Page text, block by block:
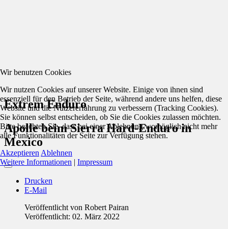
Extrem Enduro
Apolle beim Sierra Hard-Enduro in
Mexico
Drucken
E-Mail
Veröffentlicht von Robert Pairan
Veröffentlicht: 02. März 2022
Wir benutzen Cookies
Wir nutzen Cookies auf unserer Website. Einige von ihnen sind
essenziell für den Betrieb der Seite, während andere uns helfen, diese
Website und die Nutzererfahrung zu verbessern (Tracking Cookies).
Sie können selbst entscheiden, ob Sie die Cookies zulassen möchten.
Bitte beachten Sie, dass bei einer Ablehnung womöglich nicht mehr
alle Funktionalitäten der Seite zur Verfügung stehen.
Akzeptieren Ablehnen
Weitere Informationen | Impressum